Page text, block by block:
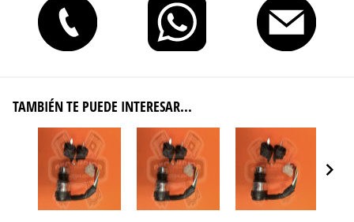
TAMBIÉN TE PUEDE INTERESAR...